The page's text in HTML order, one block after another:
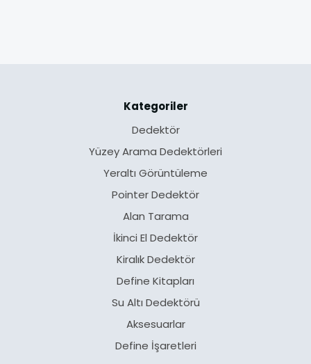
Kategoriler
Dedektör
Yüzey Arama Dedektörleri
Yeraltı Görüntüleme
Pointer Dedektör
Alan Tarama
İkinci El Dedektör
Kiralık Dedektör
Define Kitapları
Su Altı Dedektörü
Aksesuarlar
Define İşaretleri